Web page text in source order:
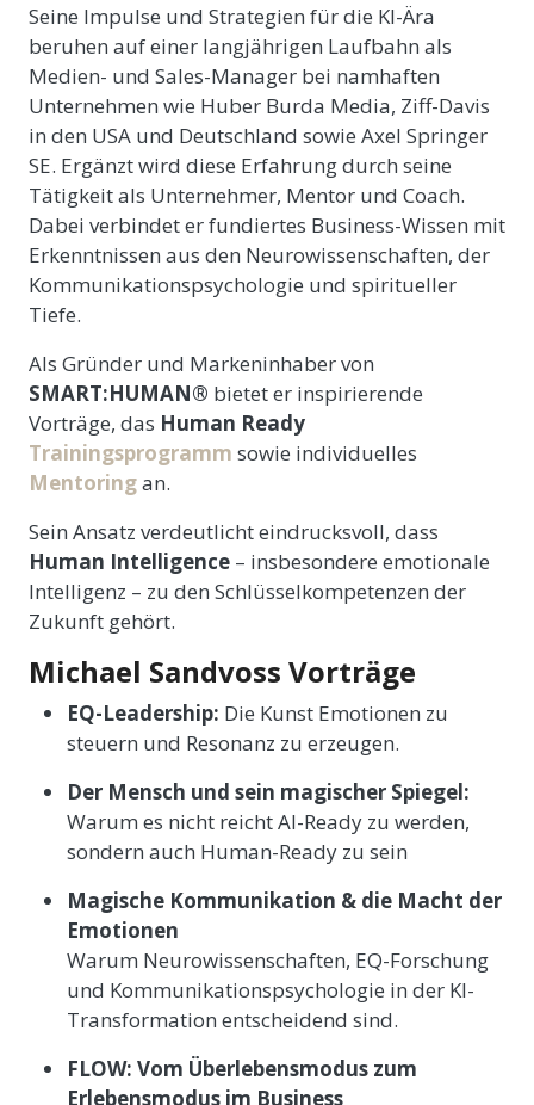
Seine Impulse und Strategien für die KI-Ära
beruhen auf einer langjährigen Laufbahn als
Medien- und Sales-Manager bei namhaften
Unternehmen wie Huber Burda Media, Ziff-Davis
in den USA und Deutschland sowie Axel Springer
SE. Ergänzt wird diese Erfahrung durch seine
Tätigkeit als Unternehmer, Mentor und Coach.
Dabei verbindet er fundiertes Business-Wissen mit
Erkenntnissen aus den Neurowissenschaften, der
Kommunikationspsychologie und spiritueller
Tiefe.
Als Gründer und Markeninhaber von
SMART:HUMAN® bietet er inspirierende
Vorträge, das Human Ready
Trainingsprogramm sowie individuelles
Mentoringan.
Sein Ansatz verdeutlicht eindrucksvoll, dass
Human Intelligence – insbesondere emotionale
Intelligenz – zu den Schlüsselkompetenzen der
Zukunft gehört.
Michael Sandvoss Vorträge
EQ-Leadership: Die Kunst Emotionen zu
steuern und Resonanz zu erzeugen.
Der Mensch und sein magischer Spiegel:
Warum es nicht reicht AI-Ready zu werden,
sondern auch Human-Ready zu sein
Magische Kommunikation & die Macht der
Emotionen
Warum Neurowissenschaften, EQ-Forschung
und Kommunikationspsychologie in der KI-
Transformation entscheidend sind.
FLOW: Vom Überlebensmodus zum
Erlebensmodus im Business